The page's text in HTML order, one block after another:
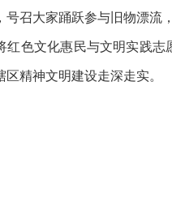
号召大家踊跃参与旧物漂流
红色文化惠民与文明实践
精神文明建设走深走实。